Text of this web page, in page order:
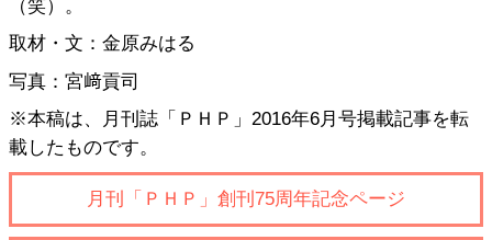
（笑）。
取材・文：金原みはる
写真：宮﨑貢司
※本稿は、月刊誌「ＰＨＰ」2016年6月号掲載記事を転
載したものです。
月刊「ＰＨＰ」創刊75周年記念ページ